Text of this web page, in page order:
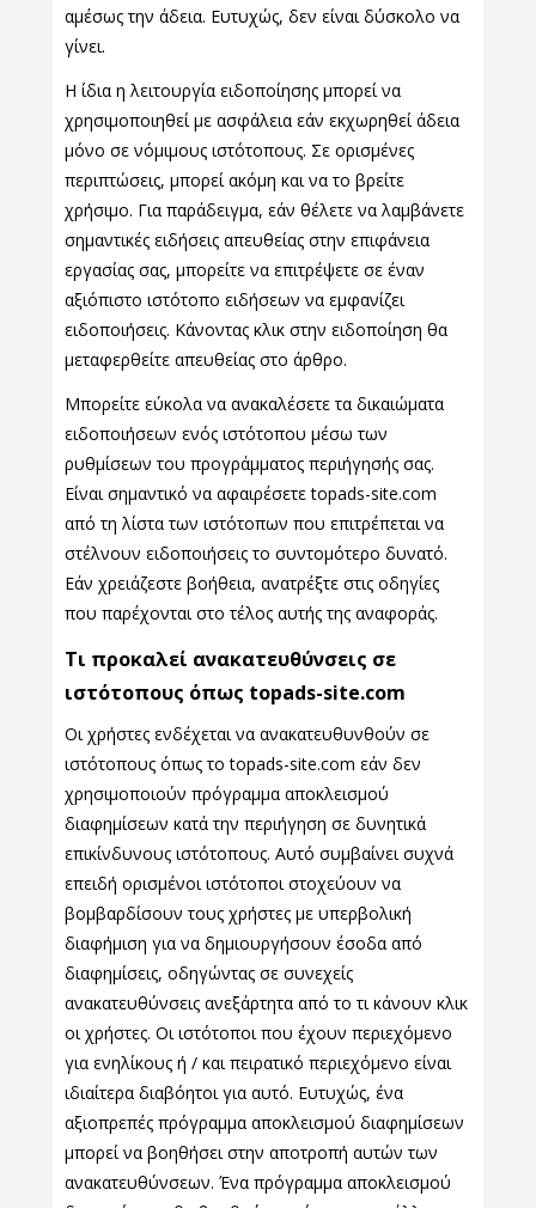
αμέσως την άδεια. Ευτυχώς, δεν είναι δύσκολο να
γίνει.
Η ίδια η λειτουργία ειδοποίησης μπορεί να
χρησιμοποιηθεί με ασφάλεια εάν εκχωρηθεί άδεια
μόνο σε νόμιμους ιστότοπους. Σε ορισμένες
περιπτώσεις, μπορεί ακόμη και να το βρείτε
χρήσιμο. Για παράδειγμα, εάν θέλετε να λαμβάνετε
σημαντικές ειδήσεις απευθείας στην επιφάνεια
εργασίας σας, μπορείτε να επιτρέψετε σε έναν
αξιόπιστο ιστότοπο ειδήσεων να εμφανίζει
ειδοποιήσεις. Κάνοντας κλικ στην ειδοποίηση θα
μεταφερθείτε απευθείας στο άρθρο.
Μπορείτε εύκολα να ανακαλέσετε τα δικαιώματα
ειδοποιήσεων ενός ιστότοπου μέσω των
ρυθμίσεων του προγράμματος περιήγησής σας.
Είναι σημαντικό να αφαιρέσετε topads-site.com
από τη λίστα των ιστότοπων που επιτρέπεται να
στέλνουν ειδοποιήσεις το συντομότερο δυνατό.
Εάν χρειάζεστε βοήθεια, ανατρέξτε στις οδηγίες
που παρέχονται στο τέλος αυτής της αναφοράς.
Τι προκαλεί ανακατευθύνσεις σε
ιστότοπους όπως topads-site.com
Οι χρήστες ενδέχεται να ανακατευθυνθούν σε
ιστότοπους όπως το topads-site.com εάν δεν
χρησιμοποιούν πρόγραμμα αποκλεισμού
διαφημίσεων κατά την περιήγηση σε δυνητικά
επικίνδυνους ιστότοπους. Αυτό συμβαίνει συχνά
επειδή ορισμένοι ιστότοποι στοχεύουν να
βομβαρδίσουν τους χρήστες με υπερβολική
διαφήμιση για να δημιουργήσουν έσοδα από
διαφημίσεις, οδηγώντας σε συνεχείς
ανακατευθύνσεις ανεξάρτητα από το τι κάνουν κλικ
οι χρήστες. Οι ιστότοποι που έχουν περιεχόμενο
για ενηλίκους ή / και πειρατικό περιεχόμενο είναι
ιδιαίτερα διαβόητοι για αυτό. Ευτυχώς, ένα
αξιοπρεπές πρόγραμμα αποκλεισμού διαφημίσεων
μπορεί να βοηθήσει στην αποτροπή αυτών των
ανακατευθύνσεων. Ένα πρόγραμμα αποκλεισμού